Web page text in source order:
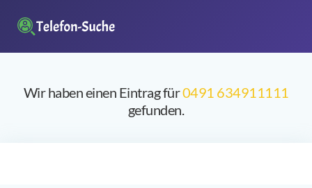
Wir haben einen Eintrag für0491 634911111
gefunden.